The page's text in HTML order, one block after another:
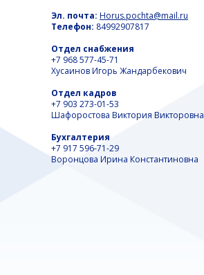
УСЛУГИ ВАКАНСИИ
Эл. почта: Horus.pochta@mail.ru
Телефон: 84992907817
Отдел снабжения
+7 968 577-45-71
Хусаинов Игорь Жандарбекович
Отдел кадров
+7 903 273-01-53
Шафоростова Виктория Викторовна
Бухгалтерия
+7 917 596-71-29
Воронцова Ирина Константиновна